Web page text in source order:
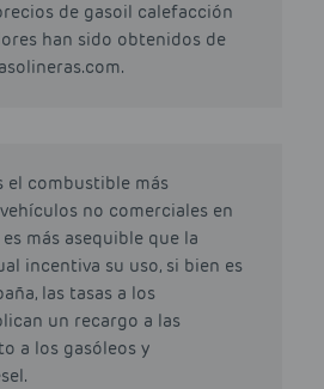
de gasoil calefacción
han sido obtenidos de
el combustible más
no comerciales en
más asequible que la
incentiva su uso, si bien es
las tasas a los
un recargo a las
a los gasóleos y